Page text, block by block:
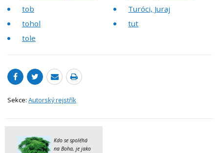
tob
tohol
tole
Turóci, Juraj
tut
Sekce: Autorský rejstřík
Kdo se spoléhá
na Boha, je jako